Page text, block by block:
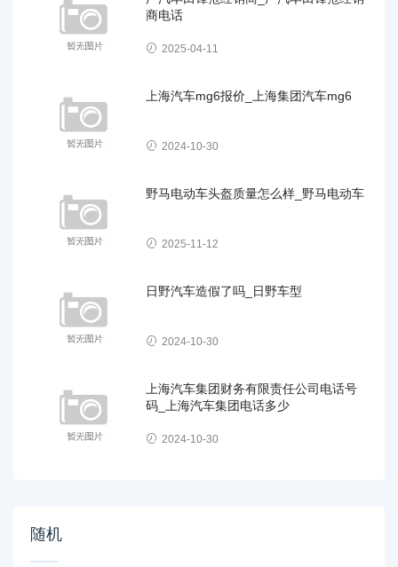
商电话
2025-04-11
上海汽车mg6报价_上海集团汽车mg6
2024-10-30
野马电动车头盔质量怎么样_野马电动车
2025-11-12
日野汽车造假了吗_日野车型
2024-10-30
上海汽车集团财务有限责任公司电话号
码_上海汽车集团电话多少
2024-10-30
随机